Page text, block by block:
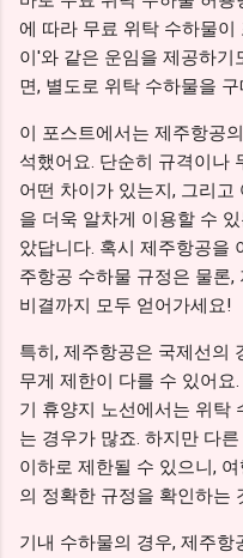
에 따라 무료 위탁 수하물
이'와 같은 운임을 제공하기
면, 별도로 위탁 수하물을
이 포스트에서는 제주항공
석했어요. 단순히 규격이나
어떤 차이가 있는지, 그리
을 더욱 알차게 이용할 수
았답니다. 혹시 제주항공을
주항공 수하물 규정은 물론
비결까지 모두 얻어가세요!
특히, 제주항공은 국제선의
무게 제한이 다를 수 있어요
기 휴양지 노선에서는 위탁
는 경우가 많죠. 하지만 다
이하로 제한될 수 있으니,
의 정확한 규정을 확인하는
기내 수하물의 경우, 제주